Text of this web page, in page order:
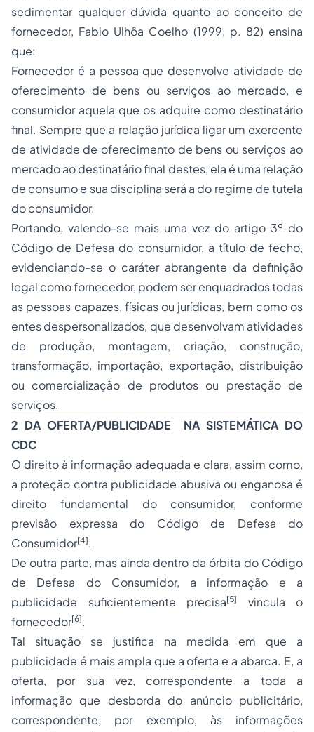
sedimentar qualquer dúvida quanto ao conceito de
fornecedor, Fabio Ulhôa Coelho (1999, p. 82) ensina
que:
Fornecedor é a pessoa que desenvolve atividade de
oferecimento de bens ou serviços ao mercado, e
consumidor aquela que os adquire como destinatário
final. Sempre que a relação jurídica ligar um exercente
de atividade de oferecimento de bens ou serviços ao
mercado ao destinatário final destes, ela é uma relação
de consumo e sua disciplina será a do regime de tutela
do consumidor.
Portando, valendo-se mais uma vez do artigo 3º do
Código de Defesa do consumidor, a título de fecho,
evidenciando-se o caráter abrangente da definição
legal como fornecedor, podem ser enquadrados todas
as pessoas capazes, físicas ou jurídicas, bem como os
entes despersonalizados, que desenvolvam atividades
de produção, montagem, criação, construção,
transformação, importação, exportação, distribuição
ou comercialização de produtos ou prestação de
serviços.
2 DA OFERTA/PUBLICIDADE NA SISTEMÁTICA DO
CDC
O direito à informação adequada e clara, assim como,
a proteção contra publicidade abusiva ou enganosa é
direito fundamental do consumidor, conforme
previsão expressa do Código de Defesa do
Consumidor[4].
De outra parte, mas ainda dentro da órbita do Código
de Defesa do Consumidor, a informação e a
publicidade suficientemente precisa[5]
vincula o
fornecedor[6].
Tal situação se justifica na medida em que a
publicidade é mais ampla que a oferta e a abarca. E, a
oferta, por sua vez, correspondente a toda a
informação que desborda do anúncio publicitário,
correspondente, por exemplo, às informações